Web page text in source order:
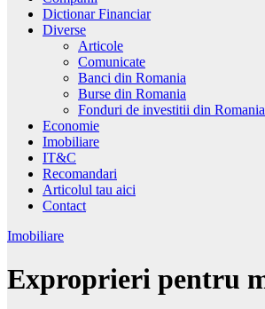
Dictionar Financiar
Diverse
Articole
Comunicate
Banci din Romania
Burse din Romania
Fonduri de investitii din Romania
Economie
Imobiliare
IT&C
Recomandari
Articolul tau aici
Contact
Imobiliare
Exproprieri pentru